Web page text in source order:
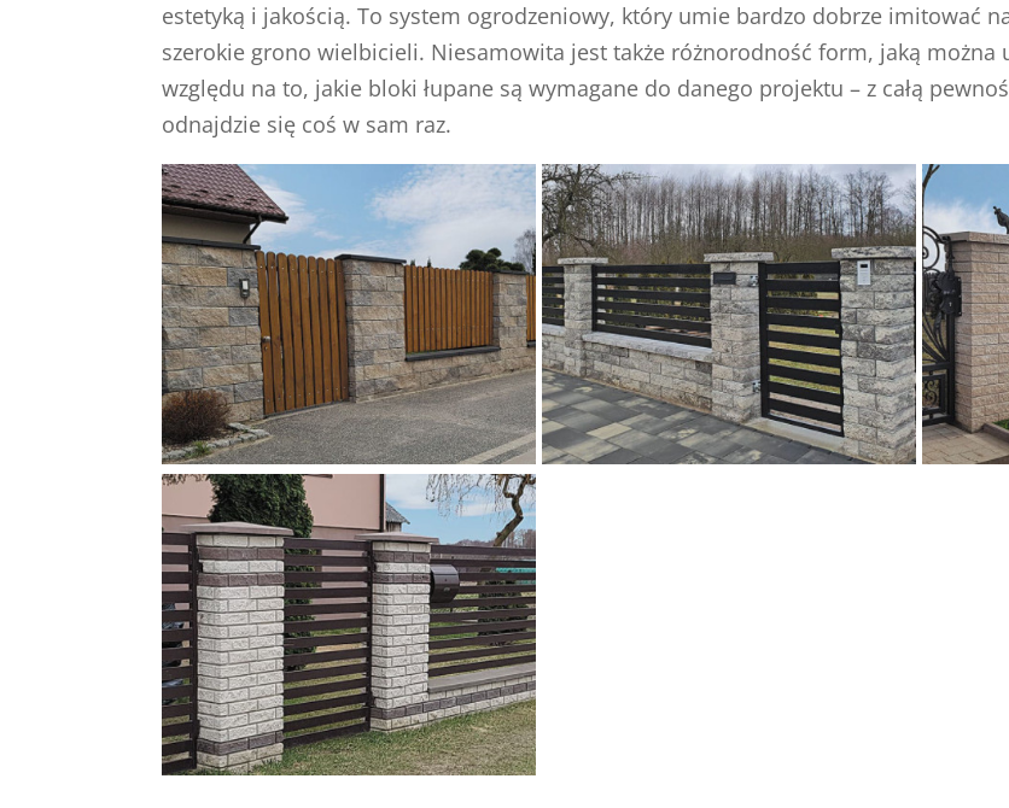
estetyką i jakością. To system ogrodzeniowy, który umie bardzo dobrze imitować
szerokie grono wielbicieli. Niesamowita jest także różnorodność form, jaką można
względu na to, jakie bloki łupane są wymagane do danego projektu – z całą
odnajdzie się coś w sam raz.